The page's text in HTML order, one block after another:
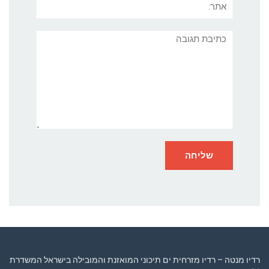
תגובה
רדיו מנטה – רדיו מזרחית ים תיכוני המואזנת והמובילה בישראל המשדרת